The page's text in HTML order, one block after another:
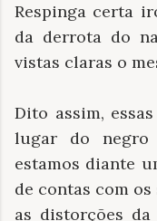
Respinga certa
da derrota do
vistas claras o
Dito assim,
lugar do negro
estamos diante
de contas com
as distorções